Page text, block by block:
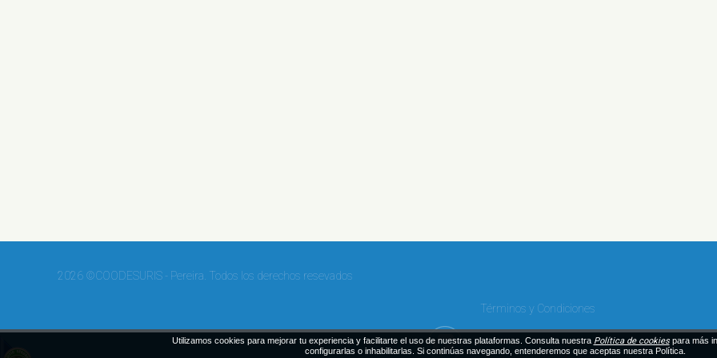
2026 ©COODESURIS - Pereira. Todos los derechos resevados
Términos y Condiciones
Utilizamos cookies para mejorar tu experiencia y facilitarte el uso de nuestras plataformas. Consulta nuestra Política de cookiespara más
configurarlas o inhabilitarlas. Si continúas navegando, entenderemos que aceptas nuestra Política.